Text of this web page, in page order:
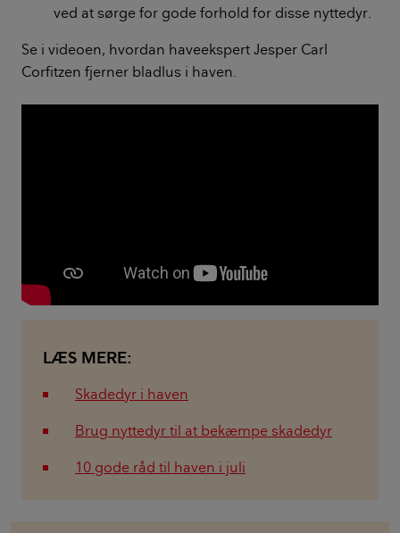
ved at sørge for gode forhold for disse nyttedyr.
Se i videoen, hvordan haveekspert Jesper Carl
Corfitzen fjerner bladlus i haven.
LÆS MERE:
Skadedyr i haven
Brug nyttedyr til at bekæmpe skadedyr
10 gode råd til haven i juli